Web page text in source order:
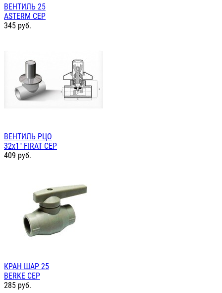
ВЕНТИЛЬ 25
ASTERM СЕР
345 руб.
ВЕНТИЛЬ РЦО
32х1" FIRAT СЕР
409 руб.
КРАН ШАР 25
BERKE СЕР
285 руб.